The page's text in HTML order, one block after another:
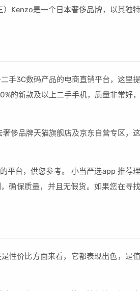
Kenzo是一个日本奢侈品牌，以其独特
手3C数码产品的电商直销平台，这里提
的新款及以上二手手机，质量非常好，
侈品牌天猫旗舰店及京东自营专区，这
平台，供您参考。 小当严选app 推荐理
确保质量，并且无假货。如果您在寻找
性价比方面来看，它都表现出色，是值